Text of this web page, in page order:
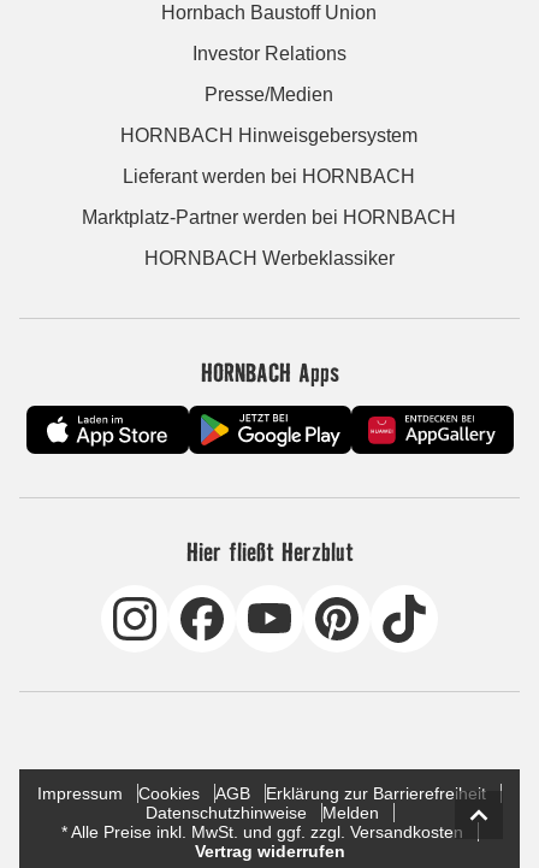
Hornbach Baustoff Union
Investor Relations
Presse/Medien
HORNBACH Hinweisgebersystem
Lieferant werden bei HORNBACH
Marktplatz-Partner werden bei HORNBACH
HORNBACH Werbeklassiker
HORNBACH Apps
Hier fließt Herzblut
Impressum Cookies AGB
Erklärung zur Barrierefreiheit
Datenschutzhinweise
Melden
* Alle Preise inkl. MwSt. und ggf. zzgl. Versandkosten
Vertrag widerrufen